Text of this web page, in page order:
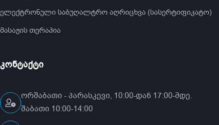
ელექტრონული საბუღალტრო აღრიცხვა (სასერტიფიკატო)
მასაჟის თერაპია
კონტაქტი
ორშაბათი - პარასკევი, 10:00-დან 17:00-მდე.
შაბათი 10:00-14:00